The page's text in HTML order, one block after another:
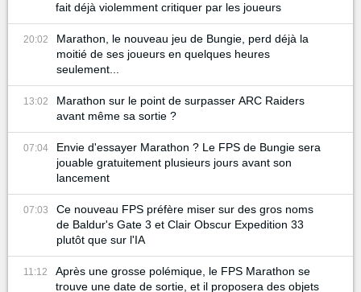
fait déjà violemment critiquer par les joueurs
20:02
Marathon, le nouveau jeu de Bungie, perd déjà la
moitié de ses joueurs en quelques heures
seulement...
13:02
Marathon sur le point de surpasser ARC Raiders
avant même sa sortie ?
07:04
Envie d'essayer Marathon ? Le FPS de Bungie sera
jouable gratuitement plusieurs jours avant son
lancement
07:03
Ce nouveau FPS préfère miser sur des gros noms
de Baldur's Gate 3 et Clair Obscur Expedition 33
plutôt que sur l'IA
11:12
Après une grosse polémique, le FPS Marathon se
trouve une date de sortie, et il proposera des objets